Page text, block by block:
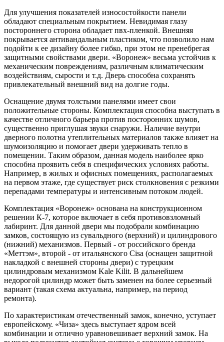
Для улучшения показателей износостойкости панели
обладают специальным покрытием. Невидимая глазу
постороннего сторона обладает пвх-пленкой. Внешняя
покрывается антивандальным пластиком, что позволило нам
подойти к ее дизайну более гибко, при этом не пренебрегая
защитными свойствами двери. «Воронеж» весьма устойчив к
механическим повреждениям, различным климатическим
воздействиям, сырости и т.д. Дверь способна сохранять
привлекательный внешний вид на долгие годы.
Оснащение двумя толстыми панелями имеет свои
положительные стороны. Комплектация способна выступать в
качестве отличного барьера против посторонних шумов,
существенно приглушая звуки снаружи. Наличие внутри
дверного полотна утеплительных материалов также влияет на
шумоизоляцию и помогает двери удерживать тепло в
помещении. Таким образом, данная модель наиболее ярко
способна проявить себя в специфических условиях работы.
Например, в жилых и офисных помещениях, располагаемых
на первом этаже, где существует риск столкновения с резкими
перепадами температуры и интенсивным потоком людей.
Комплектация «Воронеж» основана на конструкционном
решении К-7, которое включает в себя противовзломный
лабиринт. Для данной двери мы подобрали комбинацию
замков, состоящую из сувальдного (верхний) и цилиндрового
(нижний) механизмов. Первый - от российского бренда
«Меттэм», второй - от итальянского Cisa (оснащен защитной
накладкой с внешней стороны двери) с турецким
цилиндровым механизмом Kale Kilit. В дальнейшем
недорогой цилиндр может быть заменен на более серьезный
вариант (такая схема актуальна, например, на период
ремонта).
По характеристикам отечественный замок, конечно, уступает
европейскому. «Чиза» здесь выступает ядром всей
комбинации и отлично уравновешивает верхний замок. На